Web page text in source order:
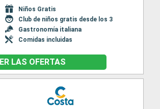
Niños Gratis
Club de niños gratis desde los 3
Gastronomía italiana
Comidas incluidas
LAS OFERTAS